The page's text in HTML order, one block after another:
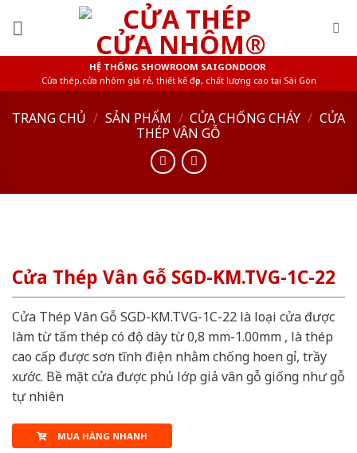
HỆ THỐNG SHOWROOM SAIGONDOOR
Cửa thép,cửa nhôm giá rẻ, thiết kế đẹp, chất lượng cao tại Sài Gòn
TRANG CHỦ / SẢN PHẨM / CỬA CHỐNG CHÁY / CỬA
THÉP VÂN GỖ
Cửa Thép Vân Gỗ SGD-KM.TVG-1C-22
Cửa Thép Vân Gỗ SGD-KM.TVG-1C-22 là loại cửa được
làm từ tấm thép có độ dày từ 0,8 mm-1.00mm , là thép
cao cấp được sơn tĩnh điện nhằm chống hoen gỉ, trầy
xước. Bề mặt cửa được phủ lớp giả vân gỗ giống như gỗ
tự nhiên
MUA HÀNG NHANH